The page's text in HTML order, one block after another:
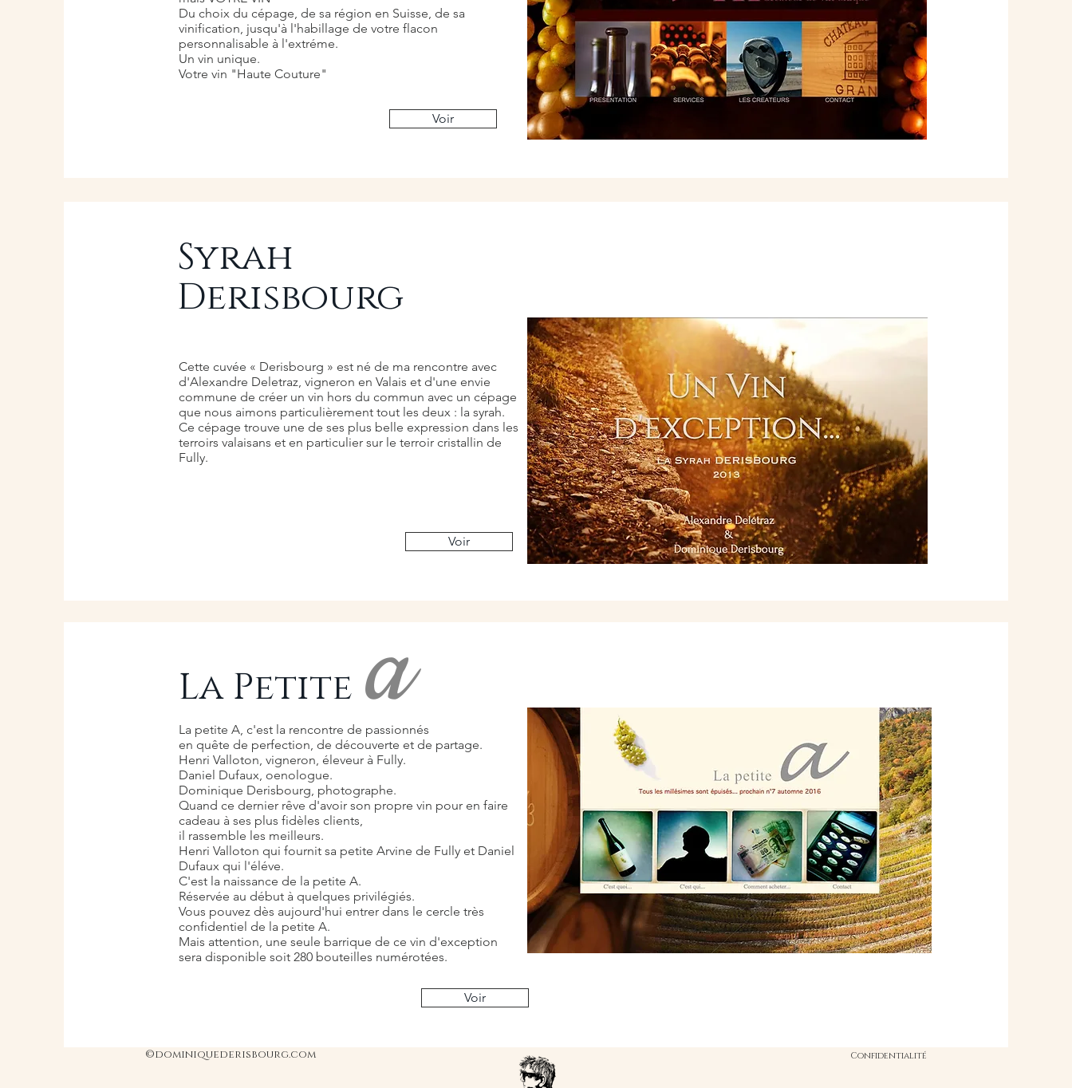
Du choix du cépage, de sa région en Suisse, de sa
vinification, jusqu'à l'habillage de votre flacon
personnalisable à l'extréme.
Un vin unique.
Votre vin "Haute Couture"
Voir
Syrah
Derisbourg
Cette cuvée « Derisbourg » est né de ma rencontre avec
d'Alexandre Deletraz, vigneron en Valais et d'une envie
commune de créer un vin hors du commun avec un cépage
que nous aimons particulièrement tout les deux : la syrah.
Ce cépage trouve une de ses plus belle expression dans les
terroirs valaisans et en particulier sur le terroir cristallin de
Fully.
Voir
La Petite a
La petite A, c'est la rencontre de passionnés
en quête de perfection, de découverte et de partage.
Henri Valloton, vigneron, éleveur à Fully.
Daniel Dufaux, oenologue.
Dominique Derisbourg, photographe.
Quand ce dernier rêve d'avoir son propre vin pour en faire
cadeau à ses plus fidèles clients,
il rassemble les meilleurs.
Henri Valloton qui fournit sa petite Arvine de Fully et Daniel
Dufaux qui l'éléve.
C'est la naissance de la petite A.
Réservée au début à quelques privilégiés.
Vous pouvez dès aujourd'hui entrer dans le cercle très
confidentiel de la petite A.
Mais attention, une seule barrique de ce vin d'exception
sera disponible soit 280 bouteilles numérotées.
Voir
©dominiquederisbourg.com Confidentialité